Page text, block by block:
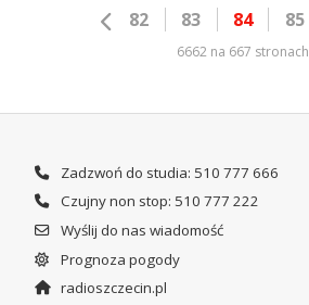
82 83 84 85
6662 na 667 stronach
Zadzwoń do studia: 510 777 666
Czujny non stop: 510 777 222
Wyślij do nas wiadomość
Prognoza pogody
radioszczecin.pl